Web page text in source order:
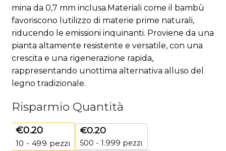
mina da 0,7 mm inclusa.Materiali come il bambù
favoriscono lutilizzo di materie prime naturali,
riducendo le emissioni inquinanti. Proviene da una
pianta altamente resistente e versatile, con una
crescita e una rigenerazione rapida,
rappresentando unottima alternativa alluso del
legno tradizionale.
Risparmio Quantità
€0.20
10 - 499 pezzi
€0.20
500 - 1.999 pezzi